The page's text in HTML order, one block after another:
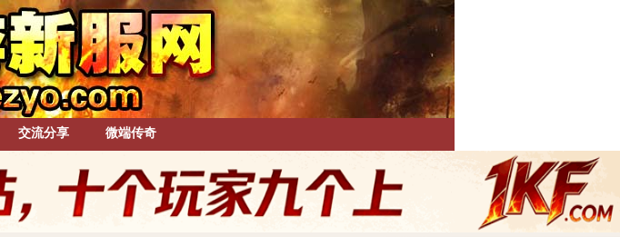
交流分享 微端传奇